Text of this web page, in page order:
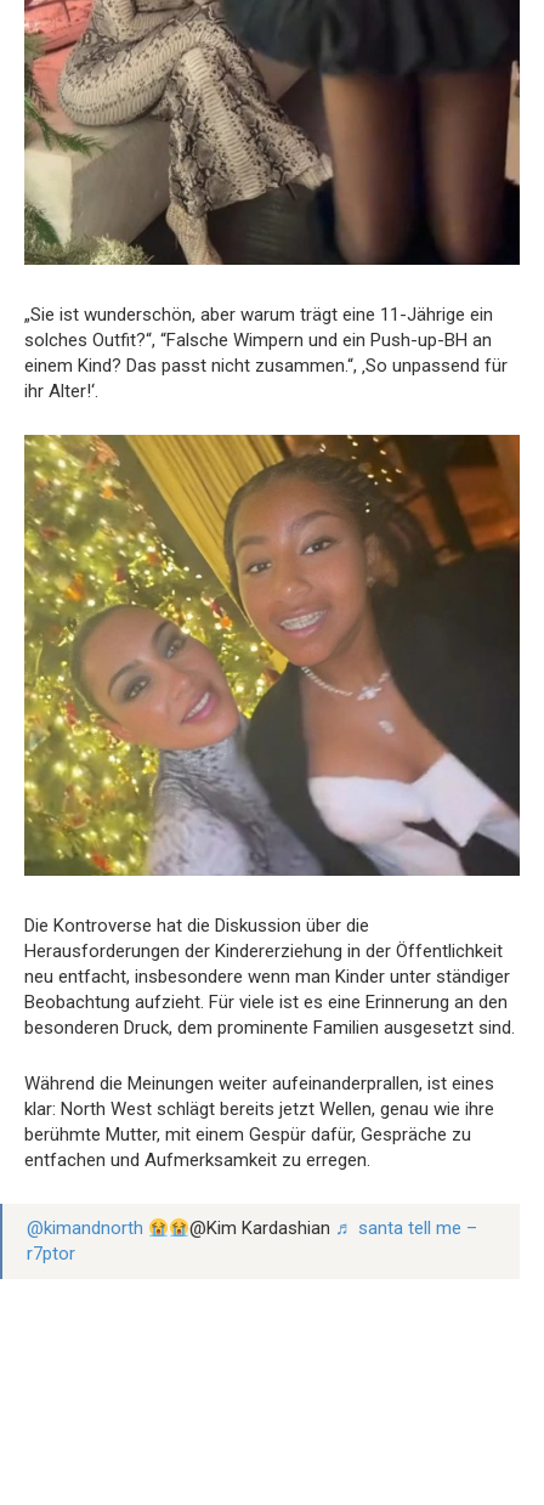
„Sie ist wunderschön, aber warum trägt eine 11-Jährige ein
solches Outfit?“, “Falsche Wimpern und ein Push-up-BH an
einem Kind? Das passt nicht zusammen.“, ‚So unpassend für
ihr Alter!‘.
Die Kontroverse hat die Diskussion über die
Herausforderungen der Kindererziehung in der Öffentlichkeit
neu entfacht, insbesondere wenn man Kinder unter ständiger
Beobachtung aufzieht. Für viele ist es eine Erinnerung an den
besonderen Druck, dem prominente Familien ausgesetzt sind.
Während die Meinungen weiter aufeinanderprallen, ist eines
klar: North West schlägt bereits jetzt Wellen, genau wie ihre
berühmte Mutter, mit einem Gespür dafür, Gespräche zu
entfachen und Aufmerksamkeit zu erregen.
@kimandnorth @Kim Kardashian ♬ santa tell me –
‍r7ptor